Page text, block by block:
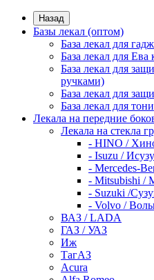
Назад
Базы лекал (оптом)
База лекал для
База лекал для Ева
База лекал для
ручками)
База лекал для
База лекал для
Лекала на передние
Лекала на стекла
- HINO /
- Isuzu / Исузу
- Mercedes-
- Mitsubishi /
- Suzuki /
- Volvo /
ВАЗ / LADA
ГАЗ / УАЗ
Иж
ТагАЗ
Acura